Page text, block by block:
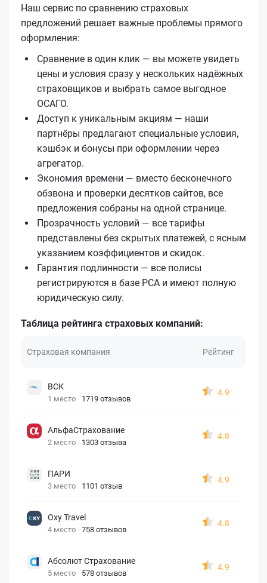
Наш сервис по сравнению страховых
предложений решает важные проблемы прямого
оформления:
Сравнение в один клик — вы можете увидеть
цены и условия сразу у нескольких надёжных
страховщиков и выбрать самое выгодное
ОСАГО.
Доступ к уникальным акциям — наши
партнёры предлагают специальные условия,
кэшбэк и бонусы при оформлении через
агрегатор.
Экономия времени — вместо бесконечного
обзвона и проверки десятков сайтов, все
предложения собраны на одной странице.
Прозрачность условий — все тарифы
представлены без скрытых платежей, с ясным
указанием коэффициентов и скидок.
Гарантия подлинности — все полисы
регистрируются в базе РСА и имеют полную
юридическую силу.
Таблица рейтинга страховых компаний:
Страховая компания Рейтинг
ВСК
1 место 1719 отзывов
4.9
АльфаСтрахование
2 место 1303 отзыва
4.8
ПАРИ
3 место 1101 отзыв
4.9
Oxy Travel
4 место 758 отзывов
4.8
Абсолют Страхование
5 место 578 отзывов
4.9